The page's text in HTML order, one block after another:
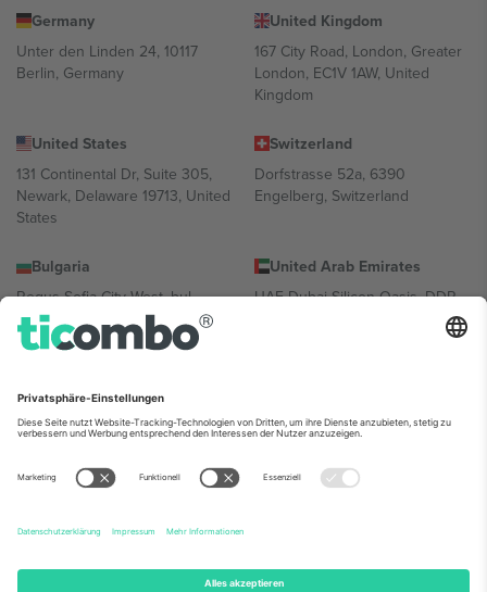
Germany
Unter den Linden 24, 10117
Berlin, Germany
United Kingdom
167 City Road, London, Greater
London, EC1V 1AW, United
Kingdom
United States
131 Continental Dr, Suite 305,
Newark, Delaware 19713, United
States
Switzerland
Dorfstrasse 52a, 6390
Engelberg, Switzerland
Bulgaria
Regus Sofia City West, bul
Totleben 53-55, 1606 Sofia,
Bulgaria
United Arab Emirates
UAE Dubai Silicon Oasis, DDP
Building A1, Office 302, Dubai,
Mexico
Av Chapultepec 360, Roma
Norte, Cuauhtémoc, 06700
Ciudad de México, CDMX,
Mexico
Die juristische Person des Plattformanbieters kann je nach
Informationen finden Sie auf der jeweiligen Veranstaltungsseite, im